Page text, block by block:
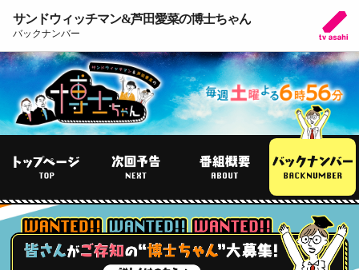
サンドウィッチマン&芦田愛菜の博士ちゃん
バックナンバー